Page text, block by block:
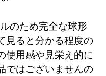
のため完全な球形
見ると分かる程度の
使用感や見栄え的に
ではございませんの